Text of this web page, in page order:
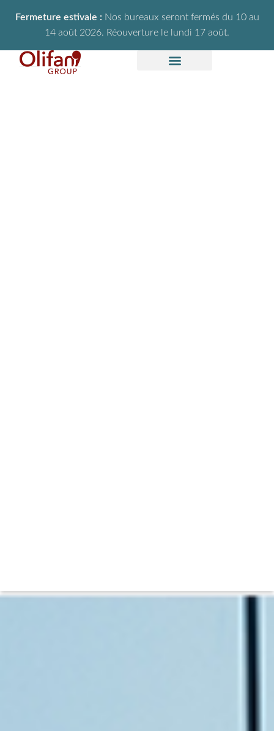
Fermeture estivale : Nos bureaux seront fermés du 10 au
14 août 2026. Réouverture le lundi 17 août.